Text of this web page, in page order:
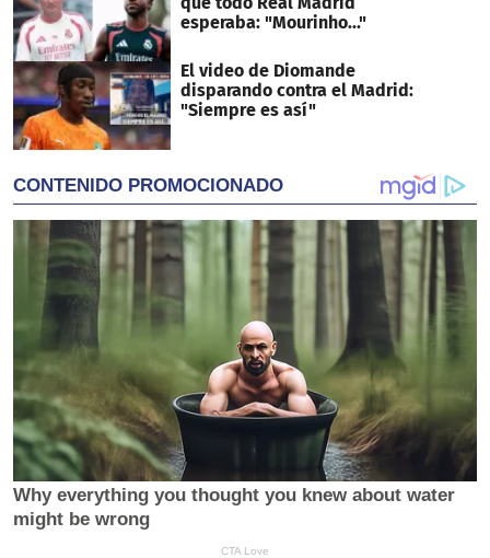
esperaba: "Mourinho..."
El video de Diomande
disparando contra el Madrid:
"Siempre es así"